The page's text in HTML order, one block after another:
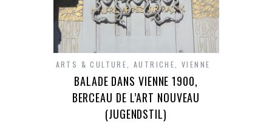
ARTS & CULTURE, AUTRICHE,VIENNE
BALADE DANS VIENNE 1900,
BERCEAU DE L’ART NOUVEAU
(JUGENDSTIL)